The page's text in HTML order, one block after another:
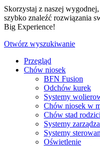
Skorzystaj z naszej
szybko znaleźć rozwiązania
Big Experience!
Otwórz wyszukiwanie
Przegląd
Chów niosek
BFN Fusion
Odchów kurek
Systemy
Chów niosek w
Chów stad
Systemy
Systemy
Oświetlenie